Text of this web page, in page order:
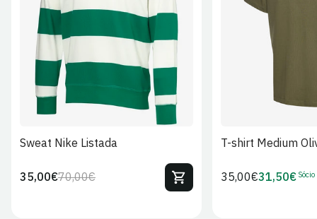
S XL 2XL
Sweat Nike Listada
Preço
70,00€Preço
35,00€
T-shirt Medium
Preço
35,00€Preço
31,50€ Sócio